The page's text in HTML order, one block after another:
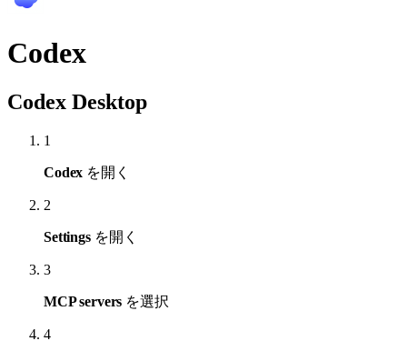
Codex
Codex Desktop
1
Codex を開く
2
Settingsを開く
3
MCP servers を選択
4